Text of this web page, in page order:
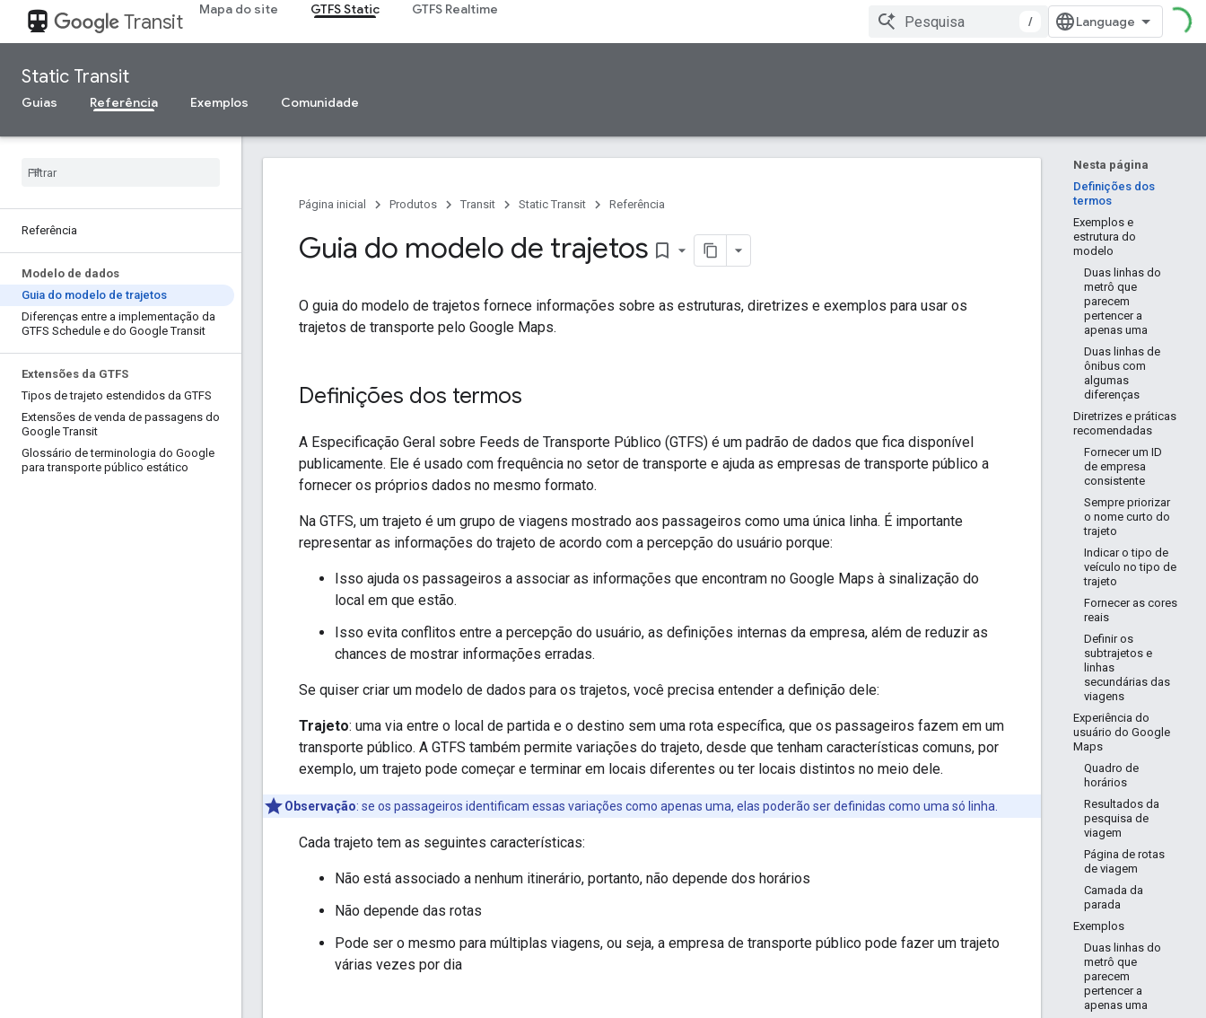
directions_transit Transit
Mapa do site GTFS Static GTFS Realtime
/
Static Transit
Guias Referência Exemplos Comunidade
Referência
Modelo de dados
Guia do modelo de trajetos
Diferenças entre a implementação da
GTFS Schedule e do Google Transit
Extensões da GTFS
Tipos de trajeto estendidos da GTFS
Extensões de venda de passagens do
Google Transit
Glossário de terminologia do Google
para transporte público estático
Nesta página
Definições dos
termos
Exemplos e
estrutura do
modelo
Duas linhas do
metrô que
parecem
pertencer a
apenas uma
Duas linhas de
ônibus com
algumas
diferenças
Diretrizes e práticas
recomendadas
Fornecer um ID
de empresa
consistente
Sempre priorizar
o nome curto do
trajeto
Indicar o tipo de
veículo no tipo de
trajeto
Fornecer as cores
reais
Definir os
subtrajetos e
linhas
secundárias das
viagens
Experiência do
usuário do Google
Maps
Quadro de
horários
Resultados da
pesquisa de
viagem
Página de rotas
de viagem
Camada da
parada
Exemplos
Duas linhas do
metrô que
parecem
pertencer a
apenas uma
Página inicial Produtos Transit Static Transit Referência
Guia do modelo de trajetos bookmark_border
O guia do modelo de trajetos fornece informações sobre as estruturas, diretrizes e exemplos para usar os
trajetos de transporte pelo Google Maps.
Definições dos termos
A Especificação Geral sobre Feeds de Transporte Público (GTFS) é um padrão de dados que fica disponível
publicamente. Ele é usado com frequência no setor de transporte e ajuda as empresas de transporte público a
fornecer os próprios dados no mesmo formato.
Na GTFS, um trajeto é um grupo de viagens mostrado aos passageiros como uma única linha. É importante
representar as informações do trajeto de acordo com a percepção do usuário porque:
Isso ajuda os passageiros a associar as informações que encontram no Google Maps à sinalização do
local em que estão.
Isso evita conflitos entre a percepção do usuário, as definições internas da empresa, além de reduzir as
chances de mostrar informações erradas.
Se quiser criar um modelo de dados para os trajetos, você precisa entender a definição dele:
Trajeto: uma via entre o local de partida e o destino sem uma rota específica, que os passageiros fazem em um
transporte público. A GTFS também permite variações do trajeto, desde que tenham características comuns, por
exemplo, um trajeto pode começar e terminar em locais diferentes ou ter locais distintos no meio dele.
Observação: se os passageiros identificam essas variações como apenas uma, elas poderão ser definidas como uma só linha.
Cada trajeto tem as seguintes características:
Não está associado a nenhum itinerário, portanto, não depende dos horários
Não depende das rotas
Pode ser o mesmo para múltiplas viagens, ou seja, a empresa de transporte público pode fazer um trajeto
várias vezes por dia